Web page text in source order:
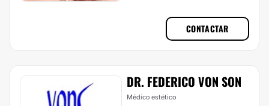
CONTACTAR
DR. FEDERICO VON SON
Médico estético